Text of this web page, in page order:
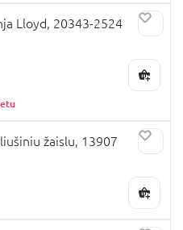
Lloyd, 20343-2524
žaislu, 13907